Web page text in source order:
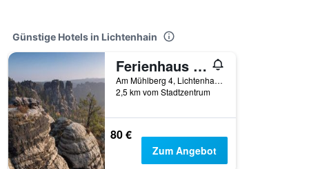
Günstige Hotels in Lichtenhain
Ferienhaus Zur Alten Schule
Am Mühlberg 4, Lichtenhain, Sachsen, Deutschland
2,5 km vom Stadtzentrum
80 €
Zum Angebot